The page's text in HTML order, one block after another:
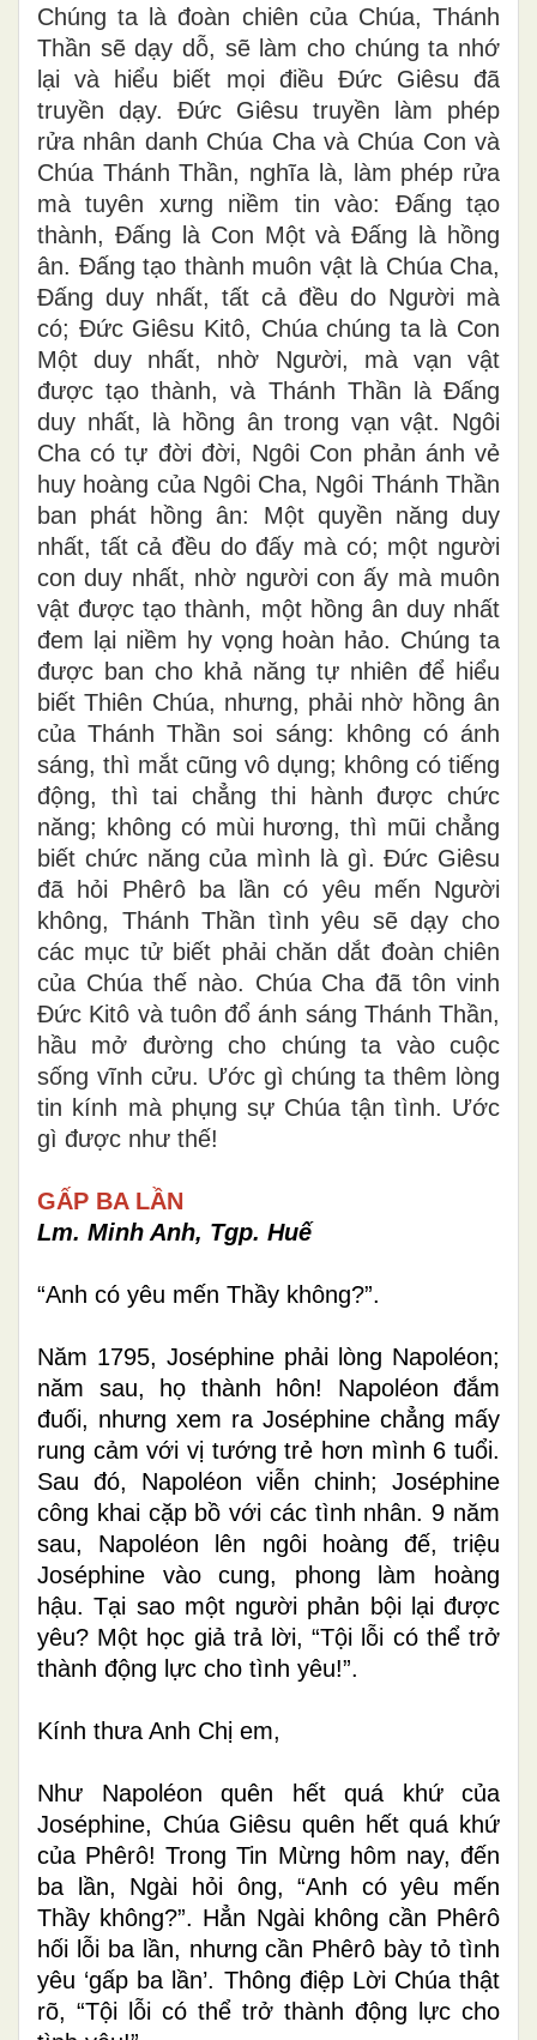
Chúng ta là đoàn chiên của Chúa, Thánh
Thần sẽ dạy dỗ, sẽ làm cho chúng ta nhớ
lại và hiểu biết mọi điều Đức Giêsu đã
truyền dạy. Đức Giêsu truyền làm phép
rửa nhân danh Chúa Cha và Chúa Con và
Chúa Thánh Thần, nghĩa là, làm phép rửa
mà tuyên xưng niềm tin vào: Đấng tạo
thành, Đấng là Con Một và Đấng là hồng
ân. Đấng tạo thành muôn vật là Chúa Cha,
Đấng duy nhất, tất cả đều do Người mà
có; Đức Giêsu Kitô, Chúa chúng ta là Con
Một duy nhất, nhờ Người, mà vạn vật
được tạo thành, và Thánh Thần là Đấng
duy nhất, là hồng ân trong vạn vật. Ngôi
Cha có tự đời đời, Ngôi Con phản ánh vẻ
huy hoàng của Ngôi Cha, Ngôi Thánh Thần
ban phát hồng ân: Một quyền năng duy
nhất, tất cả đều do đấy mà có; một người
con duy nhất, nhờ người con ấy mà muôn
vật được tạo thành, một hồng ân duy nhất
đem lại niềm hy vọng hoàn hảo. Chúng ta
được ban cho khả năng tự nhiên để hiểu
biết Thiên Chúa, nhưng, phải nhờ hồng ân
của Thánh Thần soi sáng: không có ánh
sáng, thì mắt cũng vô dụng; không có tiếng
động, thì tai chẳng thi hành được chức
năng; không có mùi hương, thì mũi chẳng
biết chức năng của mình là gì. Đức Giêsu
đã hỏi Phêrô ba lần có yêu mến Người
không, Thánh Thần tình yêu sẽ dạy cho
các mục tử biết phải chăn dắt đoàn chiên
của Chúa thế nào. Chúa Cha đã tôn vinh
Đức Kitô và tuôn đổ ánh sáng Thánh Thần,
hầu mở đường cho chúng ta vào cuộc
sống vĩnh cửu. Ước gì chúng ta thêm lòng
tin kính mà phụng sự Chúa tận tình. Ước
gì được như thế!
GẤP BA LẦN
Lm. Minh Anh, Tgp. Huế
“Anh có yêu mến Thầy không?”.
Năm 1795, Joséphine phải lòng Napoléon;
năm sau, họ thành hôn! Napoléon đắm
đuối, nhưng xem ra Joséphine chẳng mấy
rung cảm với vị tướng trẻ hơn mình 6 tuổi.
Sau đó, Napoléon viễn chinh; Joséphine
công khai cặp bồ với các tình nhân. 9 năm
sau, Napoléon lên ngôi hoàng đế, triệu
Joséphine vào cung, phong làm hoàng
hậu. Tại sao một người phản bội lại được
yêu? Một học giả trả lời, “Tội lỗi có thể trở
thành động lực cho tình yêu!”.
Kính thưa Anh Chị em,
Như Napoléon quên hết quá khứ của
Joséphine, Chúa Giêsu quên hết quá khứ
của Phêrô! Trong Tin Mừng hôm nay, đến
ba lần, Ngài hỏi ông, “Anh có yêu mến
Thầy không?”. Hẳn Ngài không cần Phêrô
hối lỗi ba lần, nhưng cần Phêrô bày tỏ tình
yêu ‘gấp ba lần’. Thông điệp Lời Chúa thật
rõ, “Tội lỗi có thể trở thành động lực cho